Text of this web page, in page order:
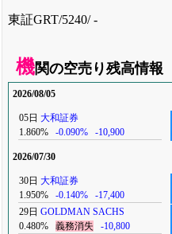
東証GRT/5240/ -
機関の空売り残高情報
2026/08/05
05日 大和証券
1.860%
-0.090% -10,900
2026/07/30
30日 大和証券
1.950%
-0.140% -17,400
29日 GOLDMAN SACHS
0.480%
義務消失 -10,800